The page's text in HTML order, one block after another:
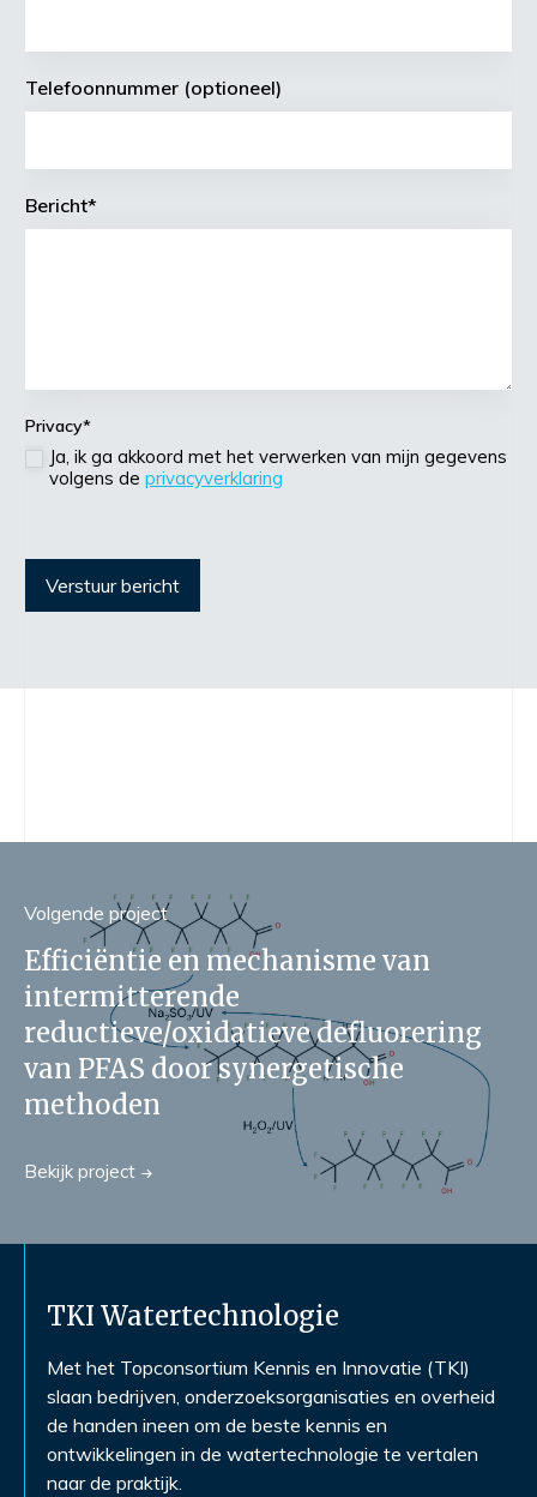
Telefoonnummer (optioneel)
Bericht*
Privacy*
Ja, ik ga akkoord met het verwerken van mijn gegevens
volgens de privacyverklaring
Verstuur bericht
Volgende project
Efficiëntie en mechanisme van
intermitterende
reductieve/oxidatieve defluorering
van PFAS door synergetische
methoden
Bekijk project
TKI Watertechnologie
Met het Topconsortium Kennis en Innovatie (TKI)
slaan bedrijven, onderzoeksorganisaties en overheid
de handen ineen om de beste kennis en
ontwikkelingen in de watertechnologie te vertalen
naar de praktijk.